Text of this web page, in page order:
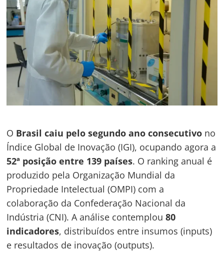
O Brasil caiu pelo segundo ano consecutivo no
Índice Global de Inovação (IGI), ocupando agora a
52ª posição entre 139 países. O ranking anual é
produzido pela Organização Mundial da
Propriedade Intelectual (OMPI) com a
colaboração da Confederação Nacional da
Indústria (CNI). A análise contemplou80
indicadores, distribuídos entre insumos (inputs)
e resultados de inovação (outputs).